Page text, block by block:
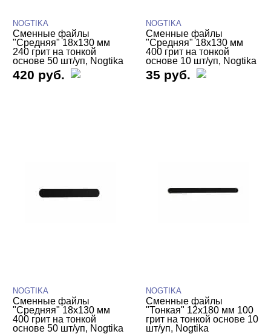
NOGTIKA
Сменные файлы
"Средняя" 18х130 мм
240 грит на тонкой
основе 50 шт/уп, Nogtika
420 руб.
NOGTIKA
Сменные файлы
"Средняя" 18х130 мм
400 грит на тонкой
основе 10 шт/уп, Nogtika
35 руб.
NOGTIKA
Сменные файлы
"Средняя" 18х130 мм
400 грит на тонкой
основе 50 шт/уп, Nogtika
NOGTIKA
Сменные файлы
"Тонкая" 12х180 мм 100
грит на тонкой основе 10
шт/уп, Nogtika